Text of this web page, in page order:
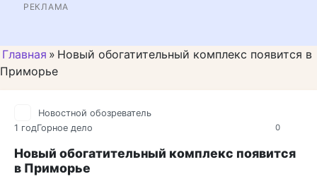
РЕКЛАМА
Главная » Новый обогатительный комплекс появится в
Приморье
0
Новостной обозреватель
1 годГорное дело
Новый обогатительный комплекс появится
в Приморье